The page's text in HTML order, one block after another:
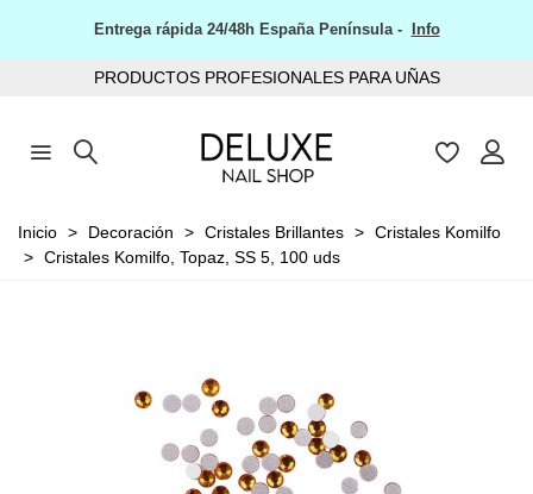
Entrega rápida 24/48h España Península - Info
PRODUCTOS PROFESIONALES PARA UÑAS
Inicio > Decoración > Cristales Brillantes > Cristales Komilfo
> Cristales Komilfo, Topaz, SS 5, 100 uds